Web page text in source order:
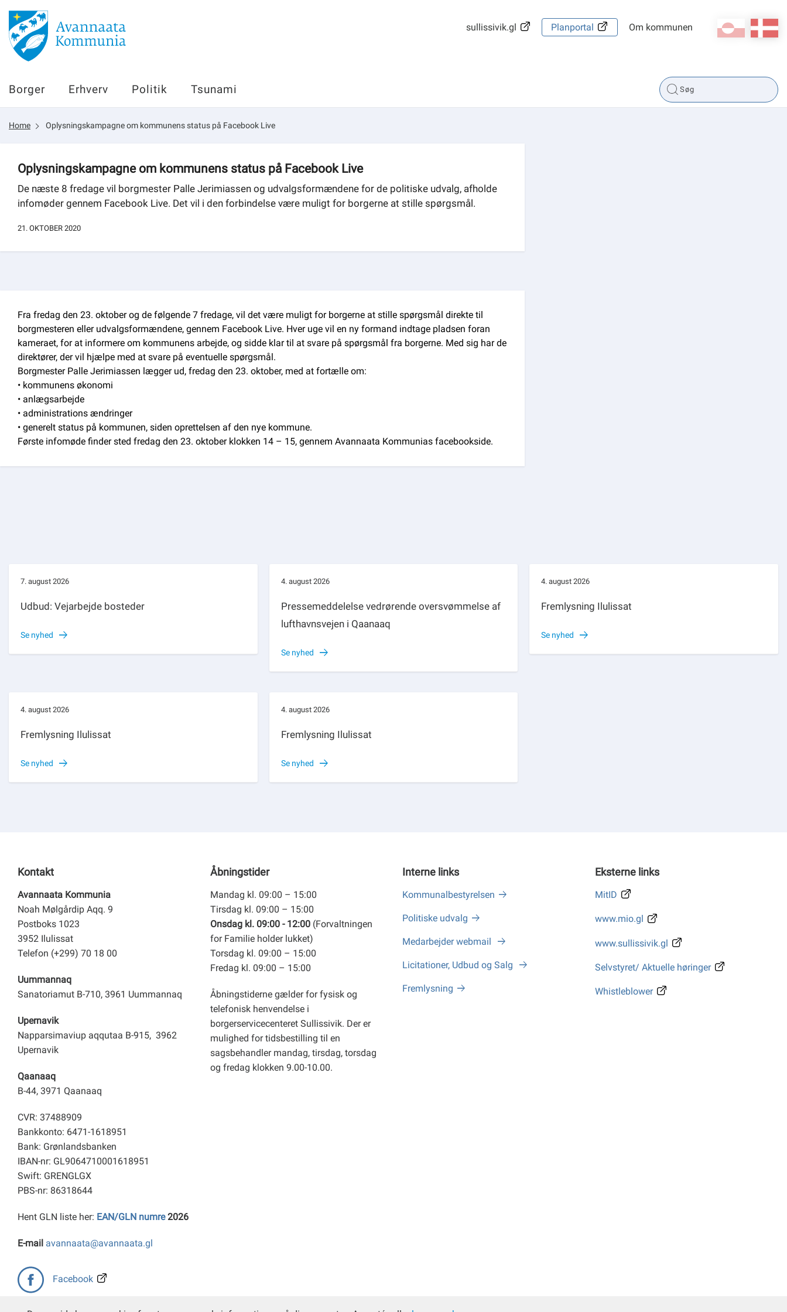
Borger
Erhverv
Politik
Tsunami
kl-GL
sullissivik.gl Planportal Om kommunen
Borger Erhverv Politik Tsunami
Home Oplysningskampagne om kommunens status på Facebook Live
Oplysningskampagne om kommunens status på Facebook Live
De næste 8 fredage vil borgmester Palle Jerimiassen og udvalgsformændene for de politiske udvalg, afholde
infomøder gennem Facebook Live. Det vil i den forbindelse være muligt for borgerne at stille spørgsmål.
21. OKTOBER 2020
Fra fredag den 23. oktober og de følgende 7 fredage, vil det være muligt for borgerne at stille spørgsmål direkte til
borgmesteren eller udvalgsformændene, gennem Facebook Live. Hver uge vil en ny formand indtage pladsen foran
kameraet, for at informere om kommunens arbejde, og sidde klar til at svare på spørgsmål fra borgerne. Med sig har de
direktører, der vil hjælpe med at svare på eventuelle spørgsmål.
Borgmester Palle Jerimiassen lægger ud, fredag den 23. oktober, med at fortælle om:
• kommunens økonomi
• anlægsarbejde
• administrations ændringer
• generelt status på kommunen, siden oprettelsen af den nye kommune.
Første infomøde finder sted fredag den 23. oktober klokken 14 – 15, gennem Avannaata Kommunias facebookside.
7. august 2026
Udbud: Vejarbejde bosteder
Se nyhed
4. august 2026
Pressemeddelelse vedrørende oversvømmelse af
lufthavnsvejen i Qaanaaq
Se nyhed
4. august 2026
Fremlysning Ilulissat
Se nyhed
4. august 2026
Fremlysning Ilulissat
Se nyhed
4. august 2026
Fremlysning Ilulissat
Se nyhed
Kontakt
Avannaata Kommunia
Noah Mølgårdip Aqq. 9
Postboks 1023
3952 Ilulissat
Telefon (+299) 70 18 00
Uummannaq
Sanatoriamut B-710, 3961 Uummannaq
Upernavik
Napparsimaviup aqqutaa B-915, 3962
Upernavik
Qaanaaq
B-44, 3971 Qaanaaq
CVR: 37488909
Bankkonto: 6471-1618951
Bank: Grønlandsbanken
IBAN-nr: GL9064710001618951
Swift: GRENGLGX
PBS-nr: 86318644
Hent GLN liste her: EAN/GLN numre2026
E-mail avannaata@avannaata.gl
Facebook
Åbningstider
Mandag kl. 09:00 – 15:00
Tirsdag kl. 09:00 – 15:00
Onsdag kl. 09:00 - 12:00 (Forvaltningen
for Familie holder lukket)
Torsdag kl. 09:00 – 15:00
Fredag kl. 09:00 – 15:00
Åbningstiderne gælder for fysisk og
telefonisk henvendelse i
borgerservicecenteret Sullissivik. Der er
mulighed for tidsbestilling til en
sagsbehandler mandag, tirsdag, torsdag
og fredag klokken 9.00-10.00.
Interne links
Kommunalbestyrelsen
Politiske udvalg
Medarbejder webmail
Licitationer, Udbud og Salg
Fremlysning
Eksterne links
MitID
www.mio.gl
www.sullissivik.gl
Selvstyret/ Aktuelle høringer
Whistleblower